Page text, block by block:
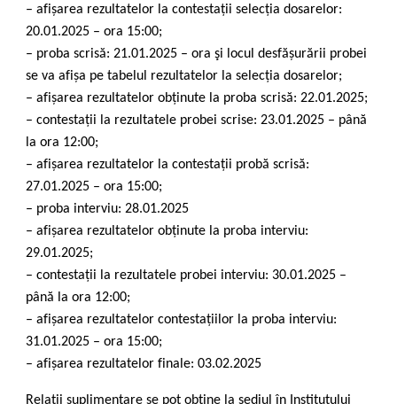
– afișarea rezultatelor la contestații selecția dosarelor:
20.01.2025 – ora 15:00;
– proba scrisă: 21.01.2025 – ora şi locul desfășurării probei
se va afișa pe tabelul rezultatelor la selecția dosarelor;
– afișarea rezultatelor obținute la proba scrisă: 22.01.2025;
– contestații la rezultatele probei scrise: 23.01.2025 – până
la ora 12:00;
– afișarea rezultatelor la contestații probă scrisă:
27.01.2025 – ora 15:00;
– proba interviu: 28.01.2025
– afișarea rezultatelor obținute la proba interviu:
29.01.2025;
– contestații la rezultatele probei interviu: 30.01.2025 –
până la ora 12:00;
– afișarea rezultatelor contestațiilor la proba interviu:
31.01.2025 – ora 15:00;
– afișarea rezultatelor finale: 03.02.2025
Relații suplimentare se pot obține la sediul în Institutului